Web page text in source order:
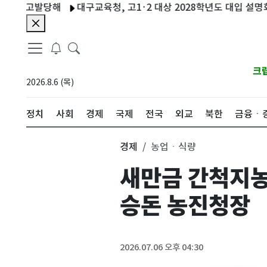
당해 대구교육청, 고1·2 대상 2028학년도 대입 설명회 8일
2026.8.6 (목)
크
정치 사회 경제 국제 전국 외교 북한 금융ㆍ
경제 농업ㆍ식량
새만금 간척지
승돈 농진청장
2026.07.06 오후 04:30